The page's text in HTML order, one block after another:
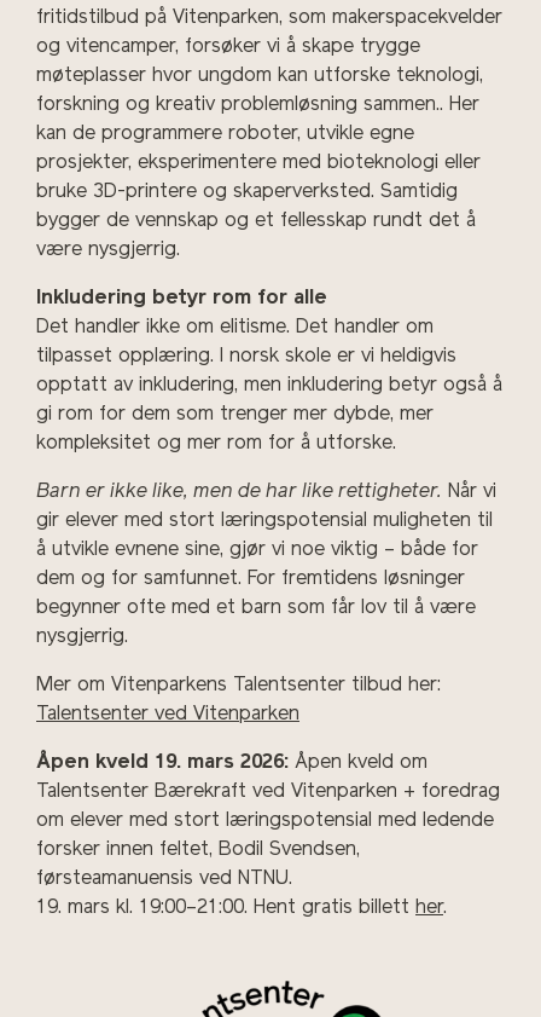
fritidstilbud på Vitenparken, som makerspacekvelder
og vitencamper, forsøker vi å skape trygge
møteplasser hvor ungdom kan utforske teknologi,
forskning og kreativ problemløsning sammen.. Her
kan de programmere roboter, utvikle egne
prosjekter, eksperimentere med bioteknologi eller
bruke 3D-printere og skaperverksted. Samtidig
bygger de vennskap og et fellesskap rundt det å
være nysgjerrig.
Inkludering betyr rom for alle
Det handler ikke om elitisme. Det handler om
tilpasset opplæring. I norsk skole er vi heldigvis
opptatt av inkludering, men inkludering betyr også å
gi rom for dem som trenger mer dybde, mer
kompleksitet og mer rom for å utforske.
Barn er ikke like, men de har like rettigheter. Når vi
gir elever med stort læringspotensial muligheten til
å utvikle evnene sine, gjør vi noe viktig – både for
dem og for samfunnet. For fremtidens løsninger
begynner ofte med et barn som får lov til å være
nysgjerrig.
Mer om Vitenparkens Talentsenter tilbud her:
Talentsenter ved Vitenparken
Åpen kveld 19. mars 2026: Åpen kveld om
Talentsenter Bærekraft ved Vitenparken + foredrag
om elever med stort læringspotensial med ledende
forsker innen feltet, Bodil Svendsen,
førsteamanuensis ved NTNU.
19. mars kl. 19:00–21:00. Hent gratis billett her.